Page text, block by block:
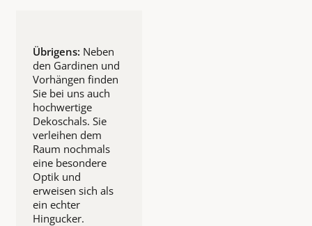
Übrigens: Neben
den Gardinen und
Vorhängen finden
Sie bei uns auch
hochwertige
Dekoschals. Sie
verleihen dem
Raum nochmals
eine besondere
Optik und
erweisen sich als
ein echter
Hingucker.